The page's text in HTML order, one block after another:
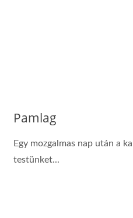
Pamlag
Egy mozgalmas nap után a
testünket...